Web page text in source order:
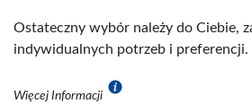
Ostateczny wybór należy do Ciebie,
indywidualnych potrzeb i preferencji.
Więcej Informacji